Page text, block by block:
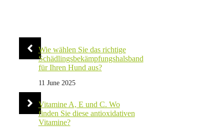
Wie wählen Sie das richtige
Schädlingsbekämpfungshalsband
für Ihren Hund aus?
11 June 2025
Vitamine A, E und C. Wo
finden Sie diese antioxidativen
Vitamine?